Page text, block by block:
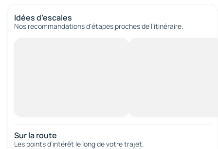
Idées d’escales
Nos recommandations d'étapes proches de l’itinéraire.
Sur la route
Les points d’intérêt le long de votre trajet.